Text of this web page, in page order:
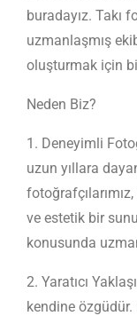
buradayız. Takı
uzmanlaşmış
oluşturmak için
Neden Biz?
1. Deneyimli
uzun yıllara
ve estetik bir
konusunda
2. Yaratıcı
kendine özgüdür.